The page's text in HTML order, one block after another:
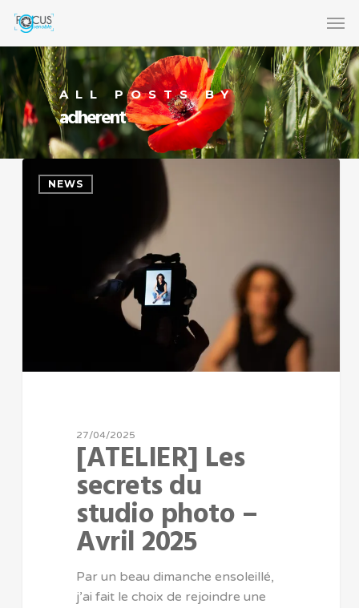
ALL POSTS BY
adherent
NEWS
27/04/2025
[ATELIER] Les
secrets du
studio photo –
Avril 2025
Par un beau dimanche ensoleillé,
j’ai fait le choix de rejoindre une